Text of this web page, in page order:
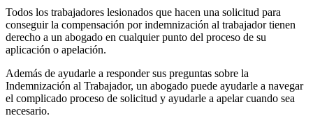
Todos los trabajadores lesionados que hacen una solicitud para
conseguir la compensación por indemnización al trabajador tienen
derecho a un abogado en cualquier punto del proceso de su
aplicación o apelación.
Además de ayudarle a responder sus preguntas sobre la
Indemnización al Trabajador, un abogado puede ayudarle a navegar
el complicado proceso de solicitud y ayudarle a apelar cuando sea
necesario.